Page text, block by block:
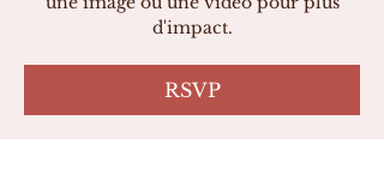
d'impact.
RSVP